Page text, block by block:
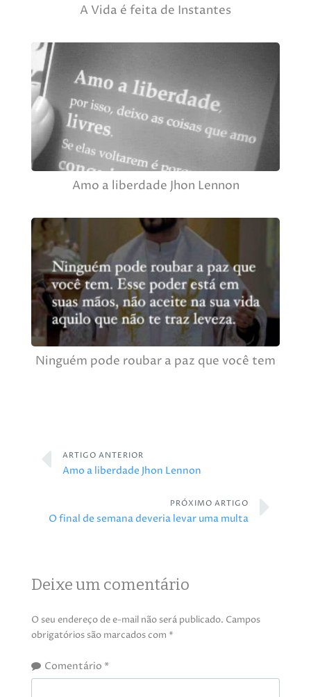
A Vida é feita de Instantes
Amo a liberdade Jhon Lennon
Ninguém pode roubar a paz que você tem
ARTIGO ANTERIOR
Amo a liberdade Jhon Lennon
PRÓXIMO ARTIGO
O final de semana deveria levar uma multa
Deixe um comentário
O seu endereço de e-mail não será publicado. Campos
obrigatórios são marcados com *
Comentário *